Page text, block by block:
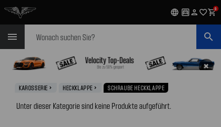
language garage person favorite_outlineshopping_cart0
menu search
✖
KAROSSERIE navigate_next HECKKLAPPE navigate_next SCHRAUBE HECKKLAPPE
Unter dieser Kategorie sind keine Produkte aufgeführt.